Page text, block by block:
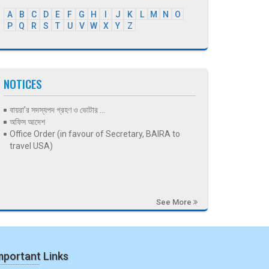
A B C D E F G H J K L M N
O
P
Q R S T U V W X Y Z
NOTICES
বায়রা’র সদস্যপদ গ্রহণ ও ভোটার ...
অফিস আদেশ
Office Order (in favour of Secretary, BAIRA to
travel USA)
See More
Links